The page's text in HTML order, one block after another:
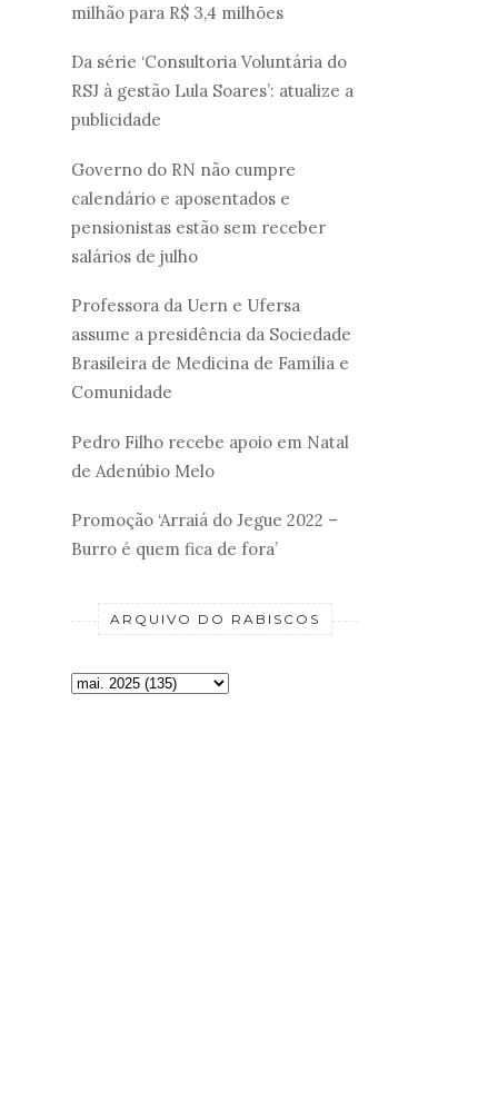
milhão para R$ 3,4 milhões
Da série ‘Consultoria Voluntária do
RSJ à gestão Lula Soares’: atualize a
publicidade
Governo do RN não cumpre
calendário e aposentados e
pensionistas estão sem receber
salários de julho
Professora da Uern e Ufersa
assume a presidência da Sociedade
Brasileira de Medicina de Família e
Comunidade
Pedro Filho recebe apoio em Natal
de Adenúbio Melo
Promoção ‘Arraiá do Jegue 2022 –
Burro é quem fica de fora’
ARQUIVO DO RABISCOS